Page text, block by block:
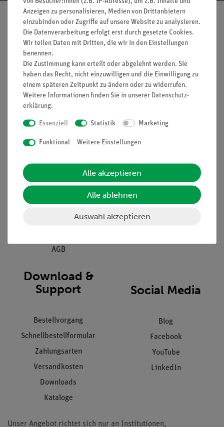
Nach oben
Informationen
Unternehmen
Projekte und Lösungen
Stellenangebote
Kontakt
Hinweisgeberschutz
Datenschutz
AGB
Service
Übersicht Service
Beratung & Showroom
Inbetriebnahme & Schulungen
Download &
Support
Bestellvorgang
Schnellbestellformular
Zahlungsarten
Versandkosten
Downloads
Kataloge
Social Media
Blog
Facebook
YouTube
LinkedIn
Unser Angebot richtet sich nur an Institutionen,
Anzeigen zu personalisieren, Medien von Drittanbietern
einzubinden oder Zugriffe auf unsere Website zu analysieren.
Die Datenverarbeitung erfolgt erst durch gesetzte Cookies.
Wir teilen Daten mit Dritten, die wir in den Einstellungen
benennen.
Die Zustimmung kann erteilt oder abgelehnt werden. Sie
haben das Recht, nicht einzuwilligen und die Einwilligung zu
einem späteren Zeitpunkt zu ändern oder zu widerrufen.
Weitere Informationen finden Sie in unserer Daten­schutz­
erklärung.
Essenziell Statistik Marketing
Funktional Weitere Einstellungen
Alle akzeptieren
Alle ablehnen
Auswahl akzeptieren